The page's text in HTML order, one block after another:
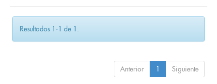
Resultados 1-1 de 1.
Anterior 1 Siguiente